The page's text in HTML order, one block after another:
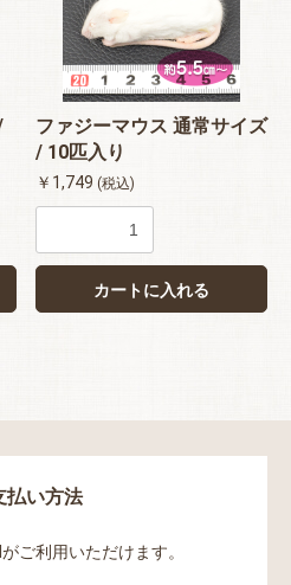
ファジーマウス 通常サイズ
/ 10匹入り
￥1,749 (税込)
カートに入れる
払い方法
ご利用いただけます。